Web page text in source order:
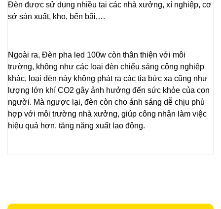
Đèn được sử dụng nhiều tại các nhà xưởng, xí nghiệp, cơ
sở sản xuất, kho, bến bãi,…
Ngoài ra, Đèn pha led 100w còn thân thiện với môi
trường, không như các loại đèn chiếu sáng công nghiệp
khác, loại đèn này không phát ra các tia bức xạ cũng như
lượng lớn khí CO2 gây ảnh hưởng đến sức khỏe của con
người. Mà ngược lại, đèn còn cho ánh sáng dễ chịu phù
hợp với môi trường nhà xưởng, giúp công nhân làm việc
hiệu quả hơn, tăng năng xuất lao động.